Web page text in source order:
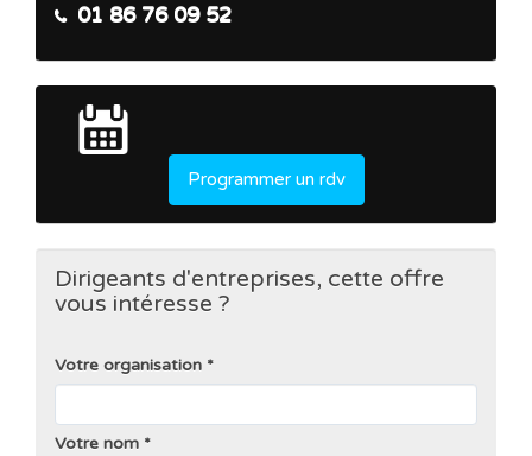
01 86 76 09 52
Programmer un rdv
Dirigeants d'entreprises, cette offre
vous intéresse ?
Votre organisation
Votre nom